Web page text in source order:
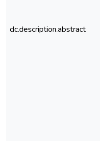
dc.description.abstract